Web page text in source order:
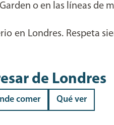
o en las líneas de
en Londres. Respeta
de Londres
comer Qué ver